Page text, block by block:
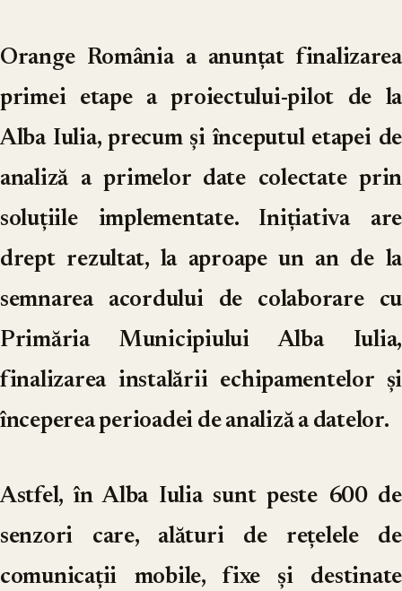
Orange România a anunțat finalizarea
primei etape a proiectului-pilot de la
Alba Iulia, precum și începutul etapei de
analiză a primelor date colectate prin
soluțiile implementate. Inițiativa are
drept rezultat, la aproape un an de la
semnarea acordului de colaborare cu
Primăria Municipiului Alba Iulia,
finalizarea instalării echipamentelor și
începerea perioadei de analiză a datelor.
Astfel, în Alba Iulia sunt peste 600 de
senzori care, alături de rețelele de
comunicații mobile, fixe și destinate